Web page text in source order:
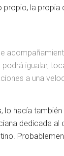
la propia
igualar,
a una
lo hacía
dedicada al